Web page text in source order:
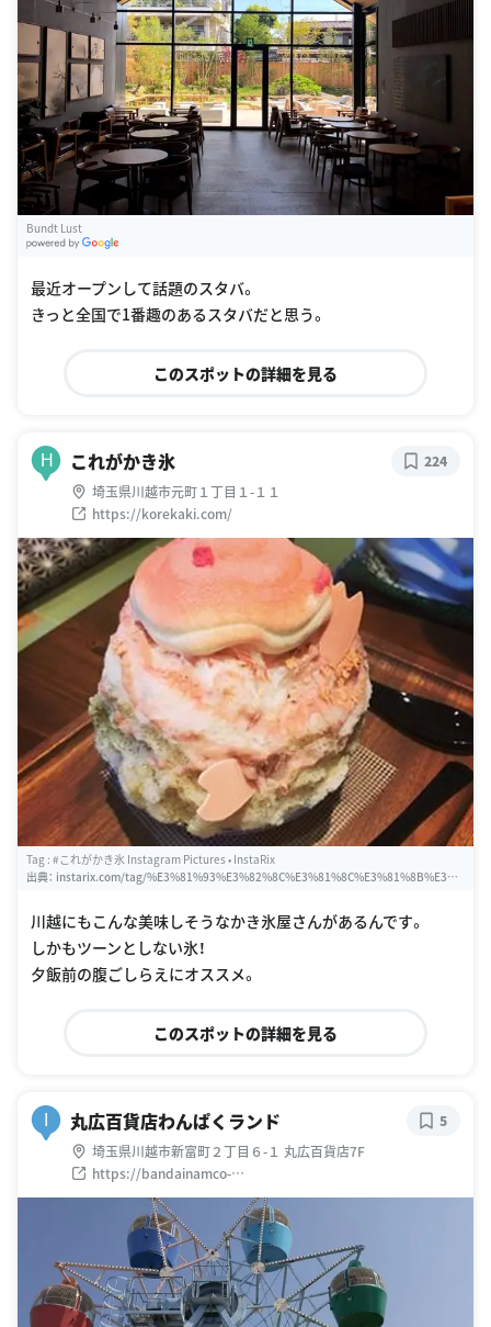
Bundt Lust
最近オープンして話題のスタバ。
きっと全国で1番趣のあるスタバだと思う。
このスポットの詳細を見る
H これがかき氷
埼玉県川越市元町１丁目１-１１
https://korekaki.com/
224
Tag : #これがかき氷 Instagram Pictures • InstaRix
出典： instarix.com/tag/%E3%81%93%E3%82%8C%E3%81%8C%E3%81%8B%E3%8
川越にもこんな美味しそうなかき氷屋さんがあるんです。
しかもツーンとしない氷！
夕飯前の腹ごしらえにオススメ。
このスポットの詳細を見る
I 丸広百貨店わんぱくランド
埼玉県川越市新富町２丁目６-１ 丸広百貨店7F
https://bandainamco-
am.co.jp/game_center/loc/maruhiro/
5